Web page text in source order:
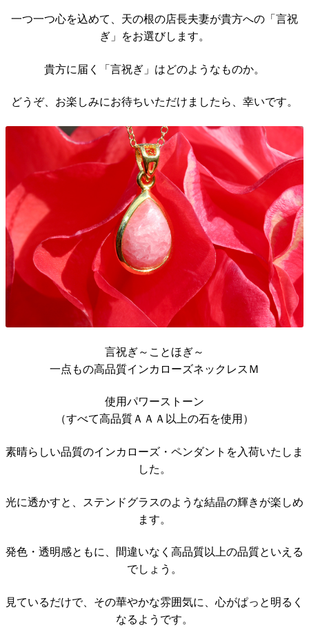
一つ一つ心を込めて、天の根の店長夫妻が貴方への「言祝
ぎ」をお選びします。
貴方に届く「言祝ぎ」はどのようなものか。
どうぞ、お楽しみにお待ちいただけましたら、幸いです。
言祝ぎ～ことほぎ～
一点もの高品質インカローズネックレスＭ
使用パワーストーン
（すべて高品質ＡＡＡ以上の石を使用）
素晴らしい品質のインカローズ・ペンダントを入荷いたしま
した。
光に透かすと、ステンドグラスのような結晶の輝きが楽しめ
ます。
発色・透明感ともに、間違いなく高品質以上の品質といえる
でしょう。
見ているだけで、その華やかな雰囲気に、心がぱっと明るく
なるようです。